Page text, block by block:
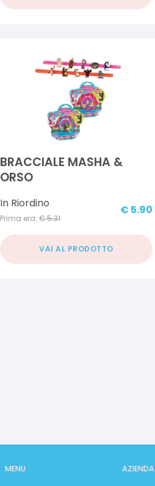
BRACCIALE MASHA &
ORSO
In Riordino
Prima era: €5.31
€ 5.90
VAI AL PRODOTTO
MENU AZIENDA